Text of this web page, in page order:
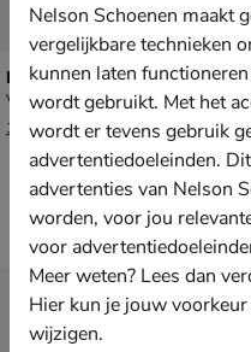
Maruti Eden
Veterboots - multi
van € 119,99 voor € 83,99
119, 99 83,
Nieuwsbrief
Ontvang € 10,-
Nelson Schoenen maakt
vergelijkbare technieken
kunnen laten
wordt gebruikt. Met het
wordt er tevens gebruik
advertentiedoeleinden.
advertenties van Nelson
worden, voor jou
voor
Meer weten? Lees dan
Hier kun je jouw
wijzigen.